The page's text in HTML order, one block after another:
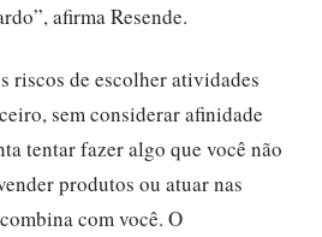
afirma Resende.
riscos de escolher atividades
sem considerar afinidade
tentar fazer algo que você não
produtos ou atuar nas
com você. O